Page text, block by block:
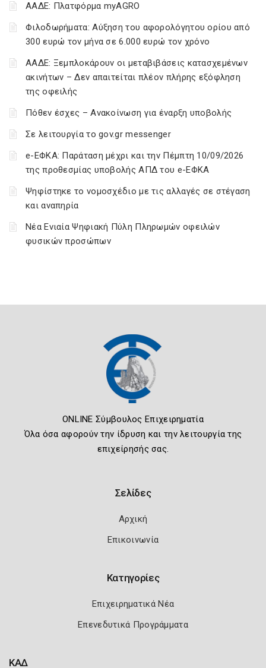
ΑΑΔΕ: Πλατφόρμα myAGRO
Φιλοδωρήματα: Αύξηση του αφορολόγητου ορίου από
300 ευρώ τον μήνα σε 6.000 ευρώ τον χρόνο
ΑΑΔΕ: Ξεμπλοκάρουν οι μεταβιβάσεις κατασχεμένων
ακινήτων – Δεν απαιτείται πλέον πλήρης εξόφληση
της οφειλής
Πόθεν έσχες – Ανακοίνωση για έναρξη υποβολής
Σε λειτουργία το gov.gr messenger
e-ΕΦΚΑ: Παράταση μέχρι και την Πέμπτη 10/09/2026
της προθεσμίας υποβολής ΑΠΔ του e-ΕΦΚΑ
Ψηφίστηκε το νομοσχέδιο με τις αλλαγές σε στέγαση
και αναπηρία
Νέα Ενιαία Ψηφιακή Πύλη Πληρωμών οφειλών
φυσικών προσώπων
ONLINE Σύμβουλος Επιχειρηματία
Όλα όσα αφορούν την ίδρυση και την λειτουργία της
επιχείρησής σας.
Σελίδες
Αρχική
Επικοινωνία
Κατηγορίες
Επιχειρηματικά Νέα
Επενεδυτικά Προγράμματα
ΚΑΔ